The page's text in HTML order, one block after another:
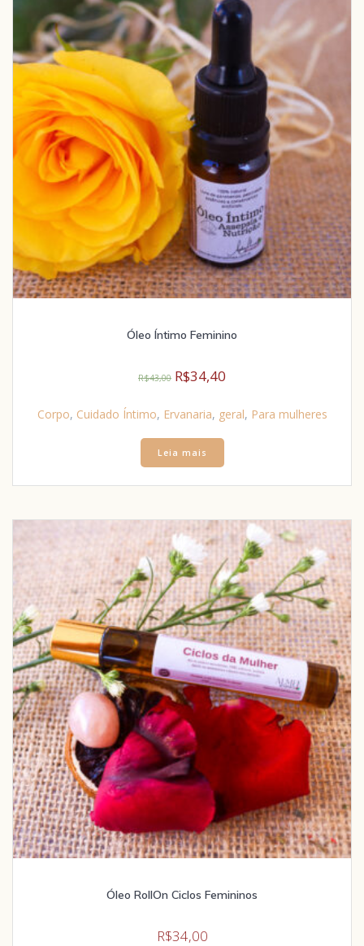
Óleo Íntimo Feminino
R$43,00 R$34,40
Corpo, Cuidado Íntimo, Ervanaria, geral, Para mulheres
Leia mais
Óleo RollOn Ciclos Femininos
R$34,00